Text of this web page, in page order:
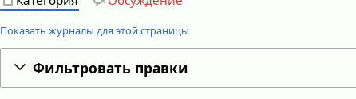
Показать журналы для этой страницы
Фильтровать правки